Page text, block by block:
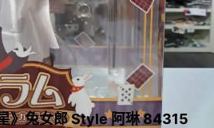
》兔女郎 Style 阿琳 84315